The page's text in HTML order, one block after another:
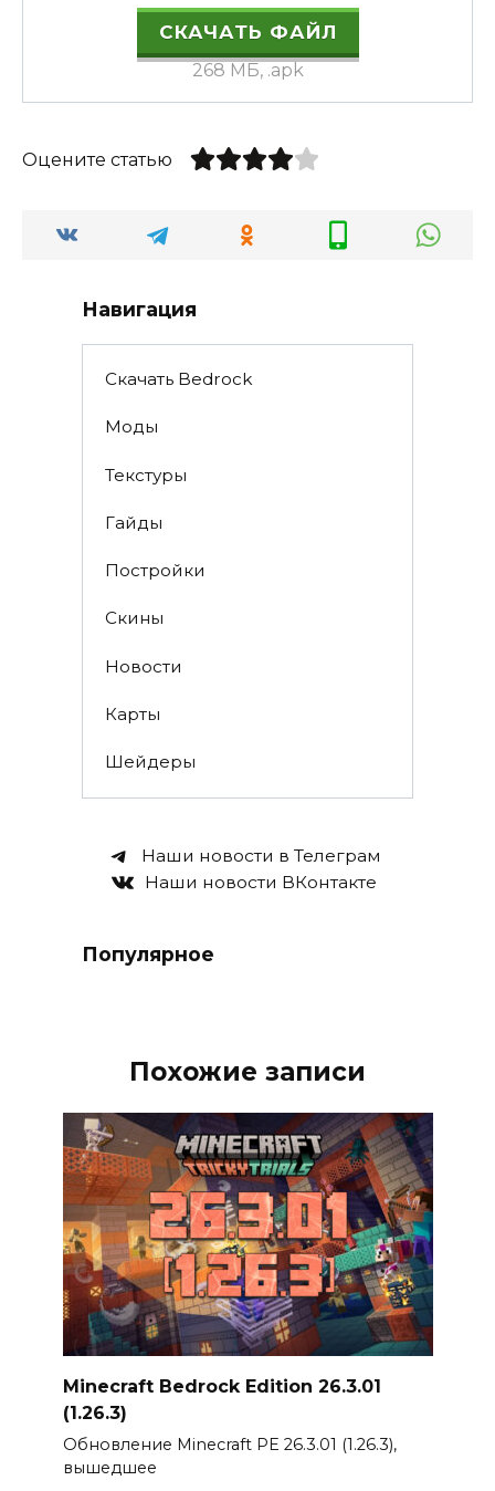
СКАЧАТЬ ФАЙЛ
268 МБ, .apk
Оцените статью
Навигация
Скачать Bedrock
Моды
Текстуры
Гайды
Постройки
Скины
Новости
Карты
Шейдеры
Наши новости в Телеграм
Наши новости ВКонтакте
Популярное
Похожие записи
Minecraft Bedrock Edition 26.3.01
(1.26.3)
Обновление Minecraft PE 26.3.01 (1.26.3),
вышедшее